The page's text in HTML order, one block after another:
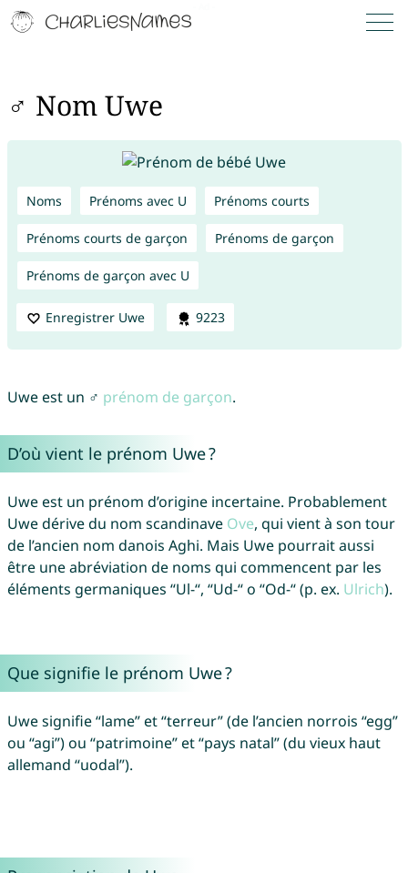
♂ Nom Uwe
Noms Prénoms avec U Prénoms courts
Prénoms courts de garçon Prénoms de garçon
Prénoms de garçon avec U
Enregistrer Uwe 9223
Uwe est un ♂ prénom de garçon.
D’où vient le prénom Uwe ?
Uwe est un prénom d’origine incertaine. Probablement
Uwe dérive du nom scandinave Ove, qui vient à son tour
de l’ancien nom danois Aghi. Mais Uwe pourrait aussi
être une abréviation de noms qui commencent par les
éléments germaniques “Ul-“, “Ud-“ o “Od-“ (p. ex. Ulrich).
Que signifie le prénom Uwe ?
Uwe signifie “lame” et “terreur” (de l’ancien norrois “egg”
ou “agi”) ou “patrimoine” et “pays natal” (du vieux haut
allemand “uodal”).